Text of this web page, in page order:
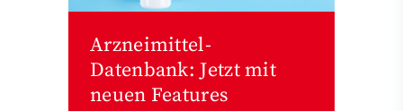
Arzneimittel-
Datenbank: Jetzt mit
neuen Features